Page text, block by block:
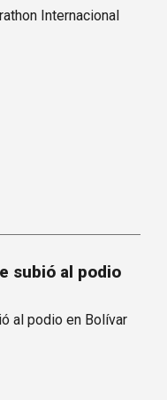
subió al podio